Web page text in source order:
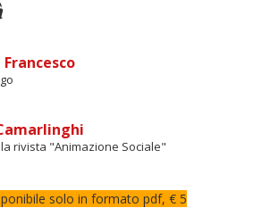
rivista "Animazione Sociale"
solo in formato pdf, € 5